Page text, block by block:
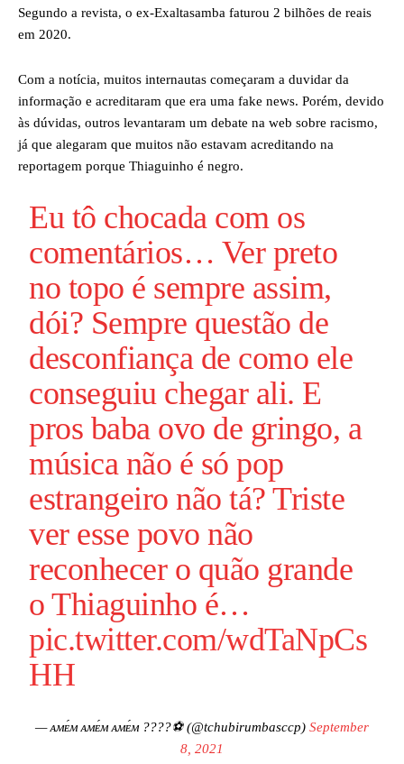
Segundo a revista, o ex-Exaltasamba faturou 2 bilhões de reais
em 2020.
Com a notícia, muitos internautas começaram a duvidar da
informação e acreditaram que era uma fake news. Porém, devido
às dúvidas, outros levantaram um debate na web sobre racismo,
já que alegaram que muitos não estavam acreditando na
reportagem porque Thiaguinho é negro.
Eu tô chocada com os
comentários… Ver preto
no topo é sempre assim,
dói? Sempre questão de
desconfiança de como ele
conseguiu chegar ali. E
pros baba ovo de gringo, a
música não é só pop
estrangeiro não tá? Triste
ver esse povo não
reconhecer o quão grande
o Thiaguinho é…
pic.twitter.com/wdTaNpCs
HH
— ᴀᴍᴇ́ᴍ ᴀᴍᴇ́ᴍ ᴀᴍᴇ́ᴍ ????⚽ (@tchubirumbasccp) September
8, 2021